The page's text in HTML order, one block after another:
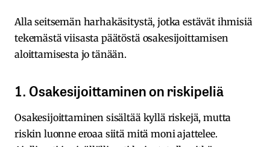
Alla seitsemän harhakäsitystä, jotka estävät ihmisiä
tekemästä viisasta päätöstä osakesijoittamisen
aloittamisesta jo tänään.
1. Osakesijoittaminen on riskipeliä
Osakesijoittaminen sisältää kyllä riskejä, mutta
riskin luonne eroaa siitä mitä moni ajattelee.